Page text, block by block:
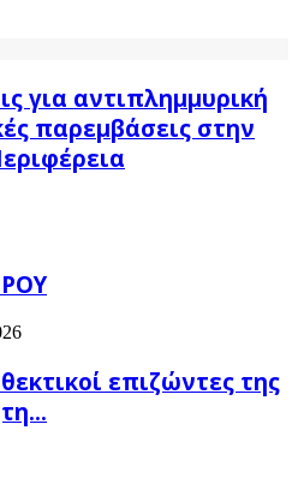
για αντιπλημμυρική
παρεμβάσεις στην
επιζώντες της